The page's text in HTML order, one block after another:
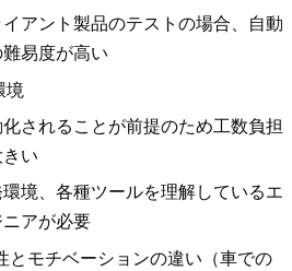
イアント製品のテストの場合、自動
易度が高い
境
化されることが前提のため工数負担
い
境、各種ツールを理解しているエ
ニアが必要
とモチベーションの違い（車での